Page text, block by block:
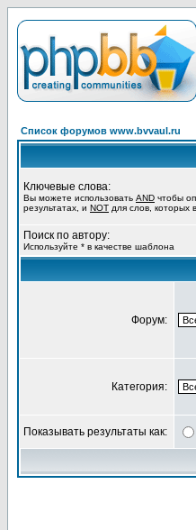
Список форумов www.bvvaul.ru
Ключевые слова:
Вы можете использовать AND чтобы
результатах, и NOT для слов, которых
Поиск по автору:
Используйте * в качестве шаблона
Форум:
Категория:
Показывать результаты как: